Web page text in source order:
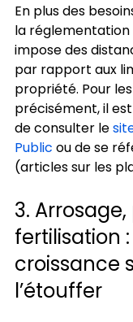
En plus des
la réglementation
impose des
par rapport aux
propriété. Pour
précisément, il
de consulter le
Public ou de se
(articles sur les
3.
fertilisation
croissance
l’étouffer